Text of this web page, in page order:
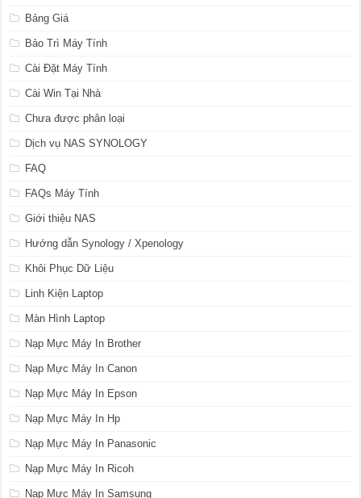
Bảng Giá
Bảo Trì Máy Tính
Cài Đặt Máy Tính
Cài Win Tại Nhà
Chưa được phân loại
Dịch vụ NAS SYNOLOGY
FAQ
FAQs Máy Tính
Giới thiệu NAS
Hướng dẫn Synology / Xpenology
Khôi Phục Dữ Liệu
Linh Kiện Laptop
Màn Hình Laptop
Nạp Mực Máy In Brother
Nạp Mực Máy In Canon
Nạp Mực Máy In Epson
Nạp Mực Máy In Hp
Nạp Mực Máy In Panasonic
Nạp Mực Máy In Ricoh
Nạp Mực Máy In Samsung